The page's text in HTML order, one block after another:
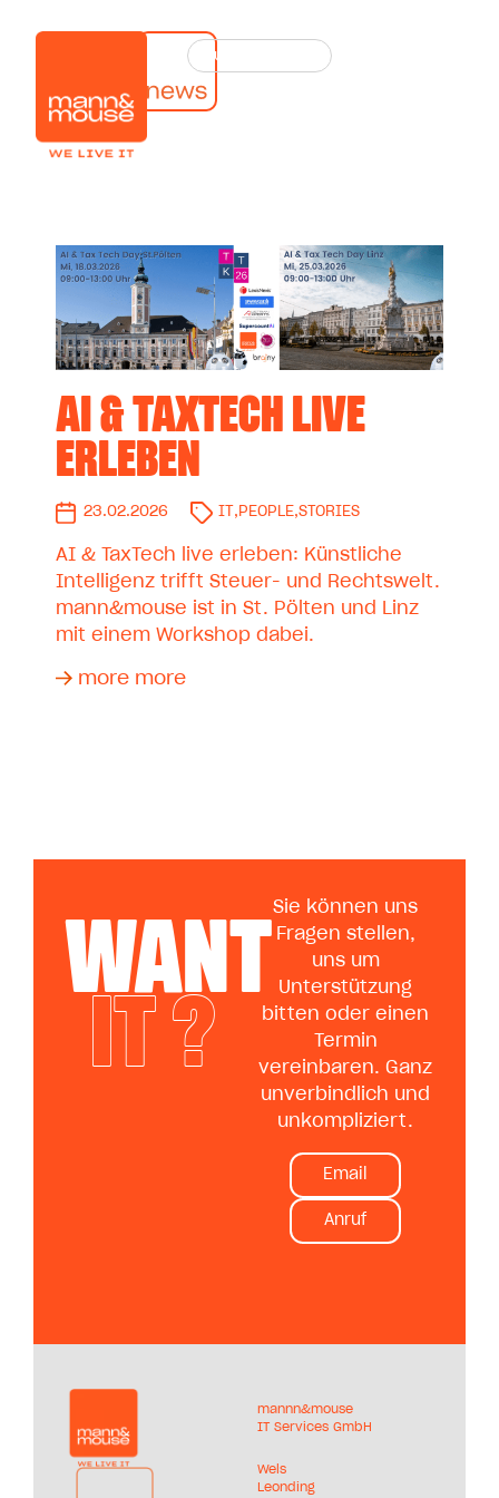
Inhalt
AI & TAXTECH LIVE
ERLEBEN
23.02.2026 IT , PEOPLE,STORIES
AI & TaxTech live erleben: Künstliche
Intelligenz trifft Steuer- und Rechtswelt.
mann&mouse ist in St. Pölten und Linz
mit einem Workshop dabei.
more more
WANT
IT ?
Sie können uns
Fragen stellen,
uns um
Unterstützung
bitten oder einen
Termin
vereinbaren. Ganz
unverbindlich und
unkompliziert.
Email
Anruf
mannn&mouse
IT Services GmbH
Wels
Leonding